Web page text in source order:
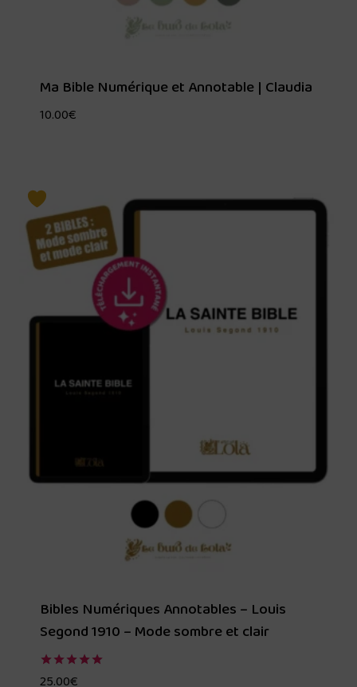
Ma Bible Numérique et Annotable | Claudia
10.00€
Bibles Numériques Annotables – Louis
Segond 1910 – Mode sombre et clair
Note
25.00€